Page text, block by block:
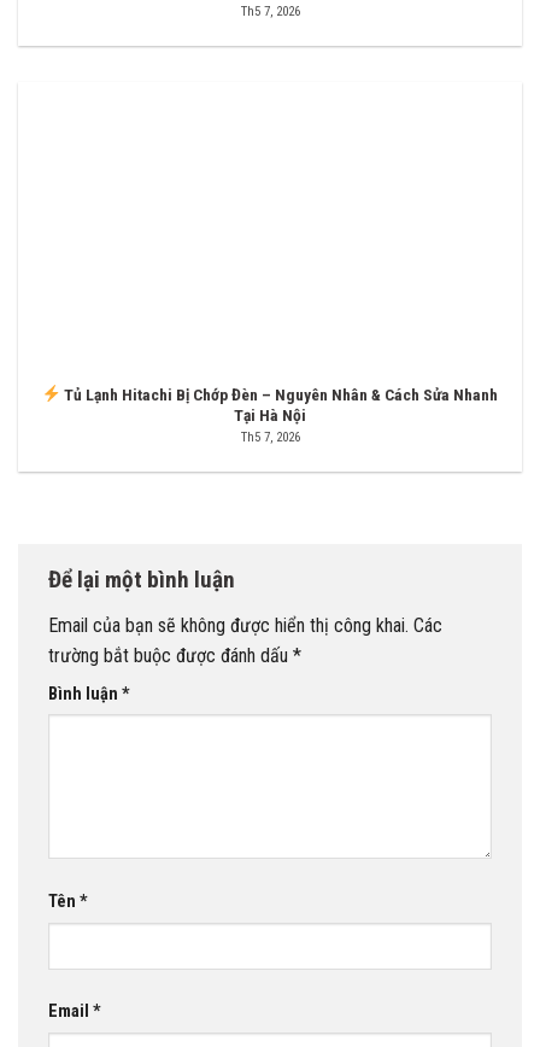
Th5 7, 2026
Tủ Lạnh Hitachi Bị Chớp Đèn – Nguyên Nhân & Cách Sửa Nhanh
Tại Hà Nội
Th5 7, 2026
Để lại một bình luận
Email của bạn sẽ không được hiển thị công khai. Các
trường bắt buộc được đánh dấu *
Bình luận *
Tên *
Email *